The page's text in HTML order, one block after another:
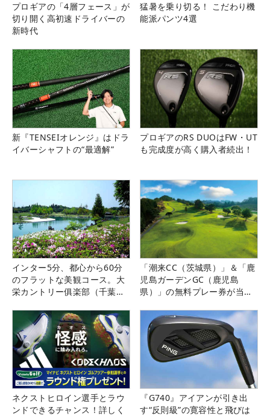
プロギアの「4層フェース」が
切り開く高初速ドライバーの
新時代
猛暑を乗り切る！ こだわり機
能派パンツ4選
新『TENSEIオレンジ』はドラ
イバーシャフトの“最適解”
プロギアのRS DUOはFW・UT
も完成度が高く購入者続出！
インター5分、都心から60分
のフラットな美観コース。大
栄カントリー俱楽部（千葉
「潮来CC（茨城県）」＆「鹿
児島ガーデンGC（鹿児島
県）」の無料プレー券が当た
ネクストヒロイン選手とラウ
ンドできるチャンス！詳しく
『G740』アイアンが引き出
す“反則級”の寛容性と飛びは